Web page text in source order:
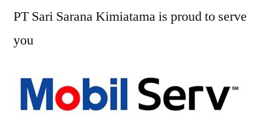
PT Sari Sarana Kimiatama is proud to serve
you